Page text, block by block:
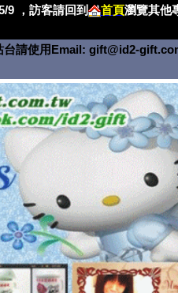
9 ，訪客請回到 首頁瀏覽其他
台請使用Email: gift@id2-